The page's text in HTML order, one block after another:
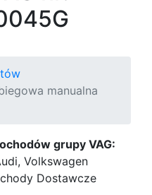
manualna
grupy VAG:
Volkswagen
Dostawcze